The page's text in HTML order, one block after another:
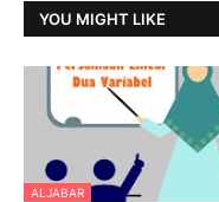
YOU MIGHT LIKE
ALJABAR